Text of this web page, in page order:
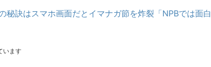
秘訣はスマホ画面だとイマナガ節を炸裂「NPBでは面白
います